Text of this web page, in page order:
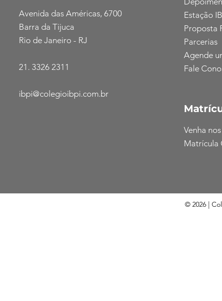
Avenida das Américas, 6700
Barra da Tijuca
Rio de Janeiro - RJ
21. 3326 2311
ibpi@colegioibpi.com.br
Estação
Proposta
Parcerias
Agende
Fale
Venha
Matrícula
© 2026 |